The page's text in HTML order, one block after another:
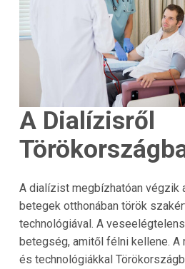
A Dialízisről
A dialízist megbízhatóan végzik
betegek otthonában török
technológiával. A
betegség, amitől félni kellene.
és technológiákkal